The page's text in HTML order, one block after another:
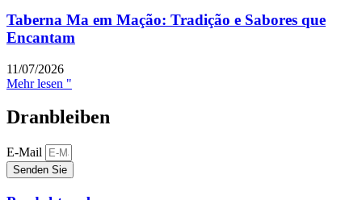
Taberna Ma em Mação: Tradição e Sabores que
Encantam
11/07/2026
Mehr lesen "
Dranbleiben
E-Mail
Senden Sie